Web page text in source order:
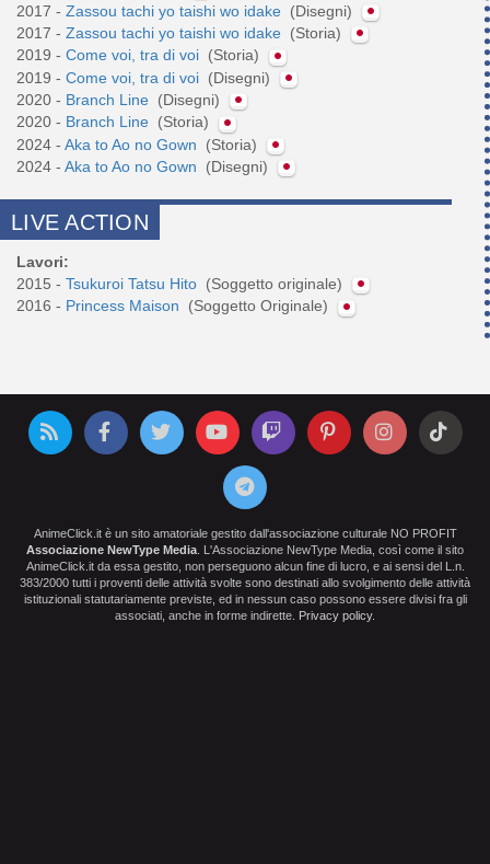
2017 - Zassou tachi yo taishi wo idake (Disegni)
2017 - Zassou tachi yo taishi wo idake (Storia)
2019 - Come voi, tra di voi (Storia)
2019 - Come voi, tra di voi (Disegni)
2020 - Branch Line (Disegni)
2020 - Branch Line (Storia)
2024 - Aka to Ao no Gown
(Storia)
2024 - Aka to Ao no Gown (Disegni)
LIVE ACTION
Lavori:
2015 - Tsukuroi Tatsu Hito (Soggetto originale)
2016 - Princess Maison (Soggetto Originale)
AnimeClick.it è un sito amatoriale gestito dall'associazione culturale NO PROFIT
Associazione NewType Media . L'Associazione NewType Media, così come il sito
AnimeClick.it da essa gestito, non perseguono alcun fine di lucro, e ai sensi del L.n.
383/2000 tutti i proventi delle attività svolte sono destinati allo svolgimento delle attività
istituzionali statutariamente previste, ed in nessun caso possono essere divisi fra gli
associati, anche in forme indirette. Privacy policy.